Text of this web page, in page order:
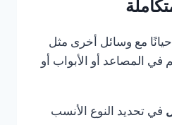
مع وسائل أخرى مثل
في المصاعد أو الأبواب أو
في تحديد النوع الأنسب